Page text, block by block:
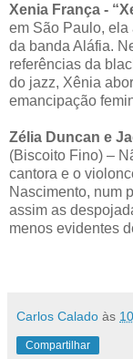
Xenia França -
em São Paulo,
da banda Aláfia.
referências da
do jazz, Xênia
emancipação
Zélia Duncan e
(Biscoito Fino) –
cantora e o
Nascimento, num
assim as
menos evidentes
Carlos Calado às
Compartilhar